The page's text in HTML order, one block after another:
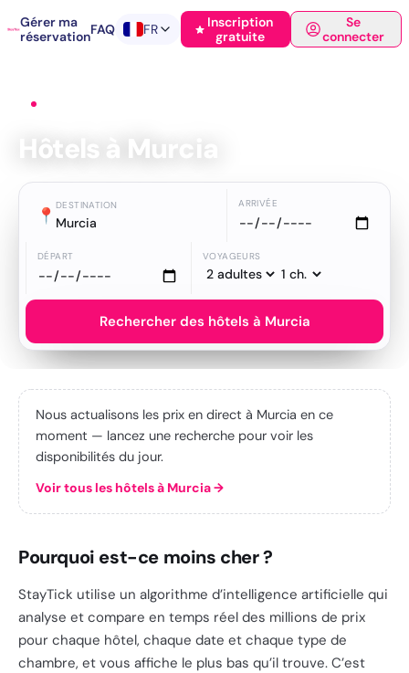
Gérer ma
réservationFAQ FR
Inscription
gratuite
Se
connecter
Hôtels à Murcia
📍 DESTINATION
Murcia
ARRIVÉE
DÉPART VOYAGEURS
Rechercher des hôtels à Murcia
Nous actualisons les prix en direct à Murcia en ce
moment — lancez une recherche pour voir les
disponibilités du jour.
Voir tous les hôtels à Murcia→
Pourquoi est-ce moins cher ?
StayTick utilise un algorithme d’intelligence artificielle qui
analyse et compare en temps réel des millions de prix
pour chaque hôtel, chaque date et chaque type de
chambre, et vous affiche le plus bas qu’il trouve. C’est